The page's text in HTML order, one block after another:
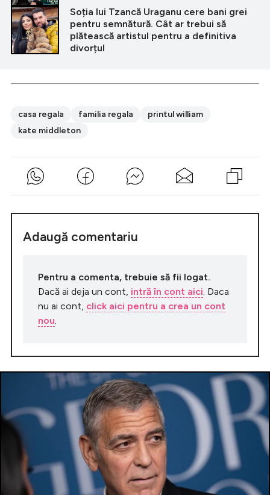
Soția lui Tzancă Uraganu cere bani grei
pentru semnătură. Cât ar trebui să
plătească artistul pentru a definitiva
divorțul
casa regala familia regala
printul william
kate middleton
Adaugă comentariu
Pentru a comenta, trebuie să fii logat.
Dacă ai deja un cont, intră în cont aici . Daca
nu ai cont, click aici pentru a crea un cont
nou